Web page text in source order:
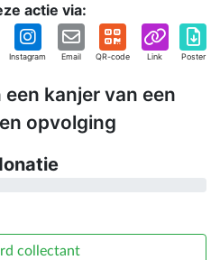
actie via:
Instagram Email QR-code Link Poster
kanjer van een
opvolging
collectant